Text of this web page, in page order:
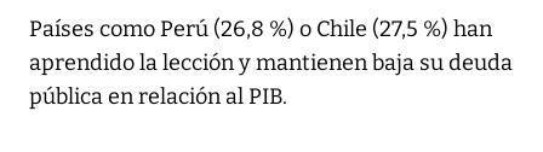
Países como Perú (26,8 %) o Chile (27,5 %) han
aprendido la lección y mantienen baja su deuda
pública en relación al PIB.